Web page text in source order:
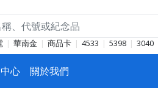
華南金 商品卡 4533 5398 3040
心 關於我們